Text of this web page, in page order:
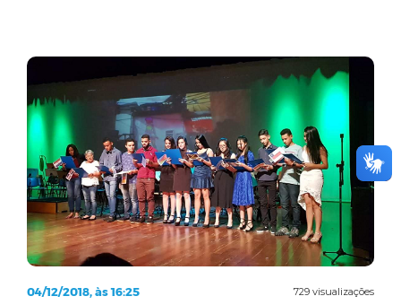
729 visualizações
04/12/2018, às 16:25